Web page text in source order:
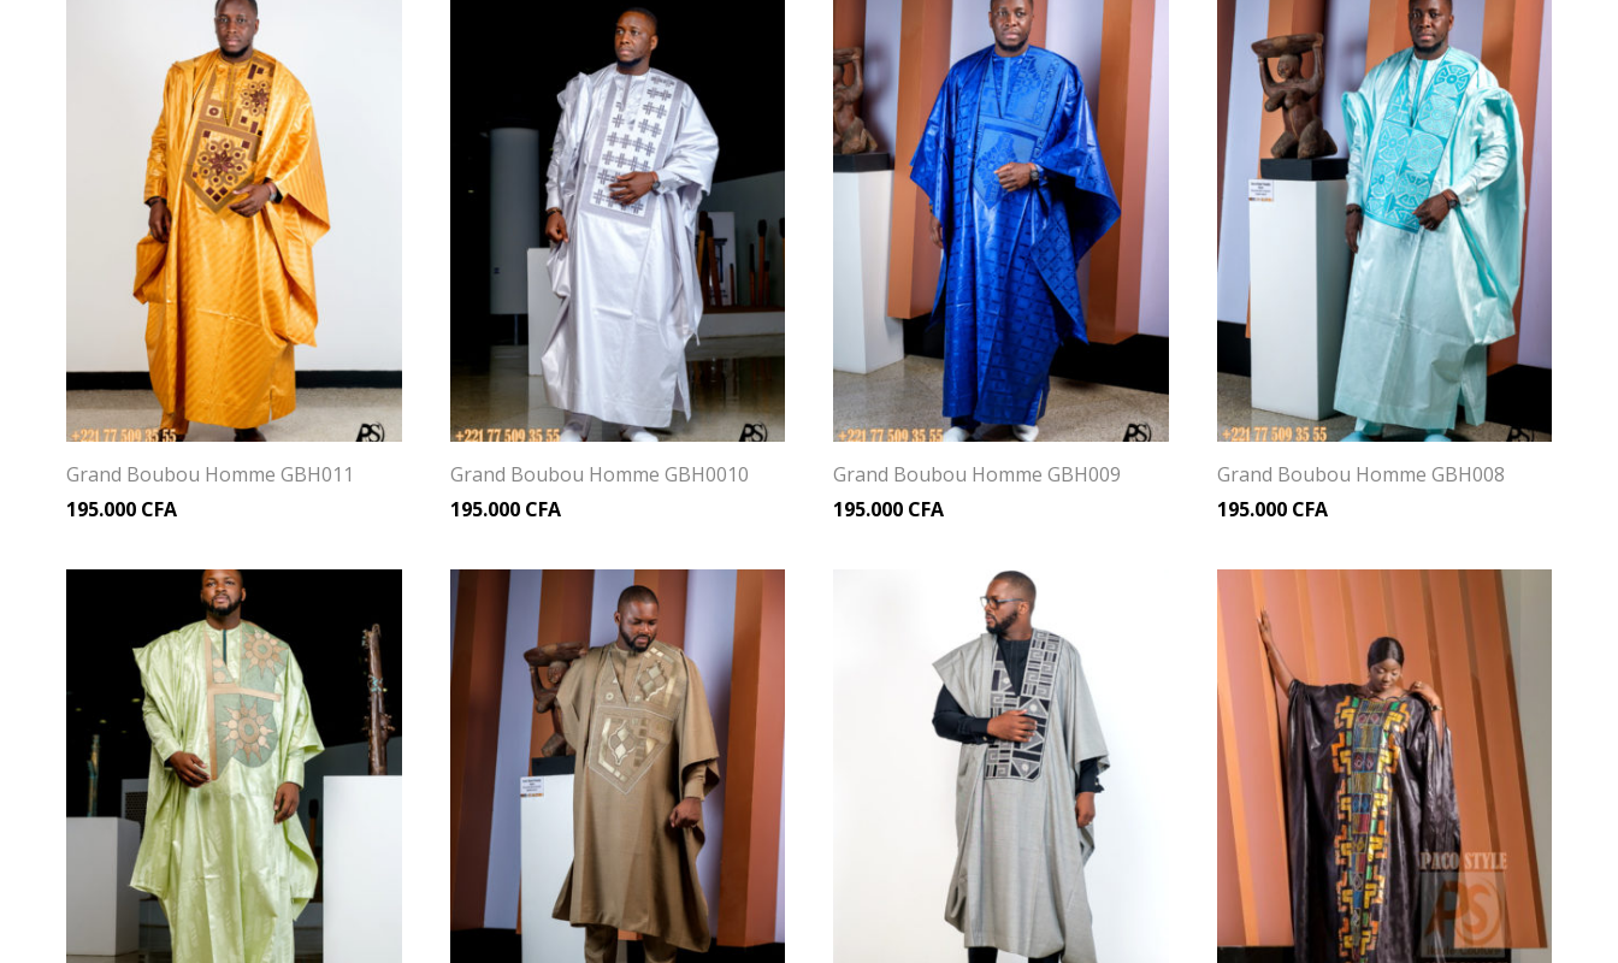
Grand Boubou Homme GBH011
195.000 CFA
Grand Boubou Homme GBH0010
195.000 CFA
Grand Boubou Homme GBH009
195.000 CFA
Grand Boubou Homme GBH008
195.000 CFA